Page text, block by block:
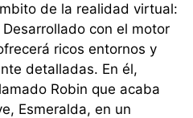
de la realidad virtual:
con el motor
ricos entornos y
detalladas. En él,
Robin que acaba
Esmeralda, en un